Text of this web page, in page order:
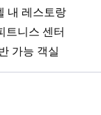
내 레스토랑
트니스 센터
가능 객실